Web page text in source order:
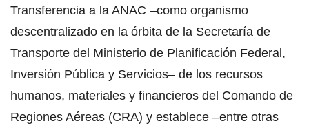
Transferencia a la ANAC –como organismo
descentralizado en la órbita de la Secretaría de
Transporte del Ministerio de Planificación Federal,
Inversión Pública y Servicios– de los recursos
humanos, materiales y financieros del Comando de
Regiones Aéreas (CRA) y establece –entre otras